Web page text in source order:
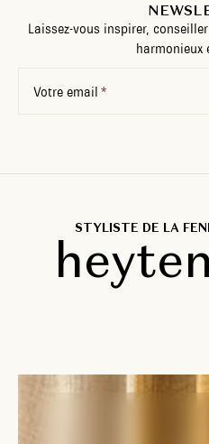
Laissez-vous inspirer,
harmonieux
Votre email
STYLISTE DE LA